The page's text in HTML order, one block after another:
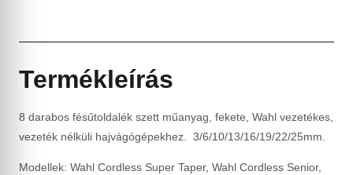
Termékleírás
8 darabos fésűtoldalék szett műanyag, fekete, Wahl vezetékes,
vezeték nélküli hajvágógépekhez. 3/6/10/13/16/19/22/25mm.
Modellek: Wahl Cordless Super Taper, Wahl Cordless Senior,